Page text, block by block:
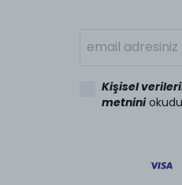
Kişisel
metnini